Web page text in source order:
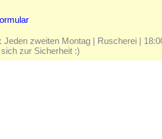
Jeden zweiten Montag | Ruscherei |
zur Sicherheit :)